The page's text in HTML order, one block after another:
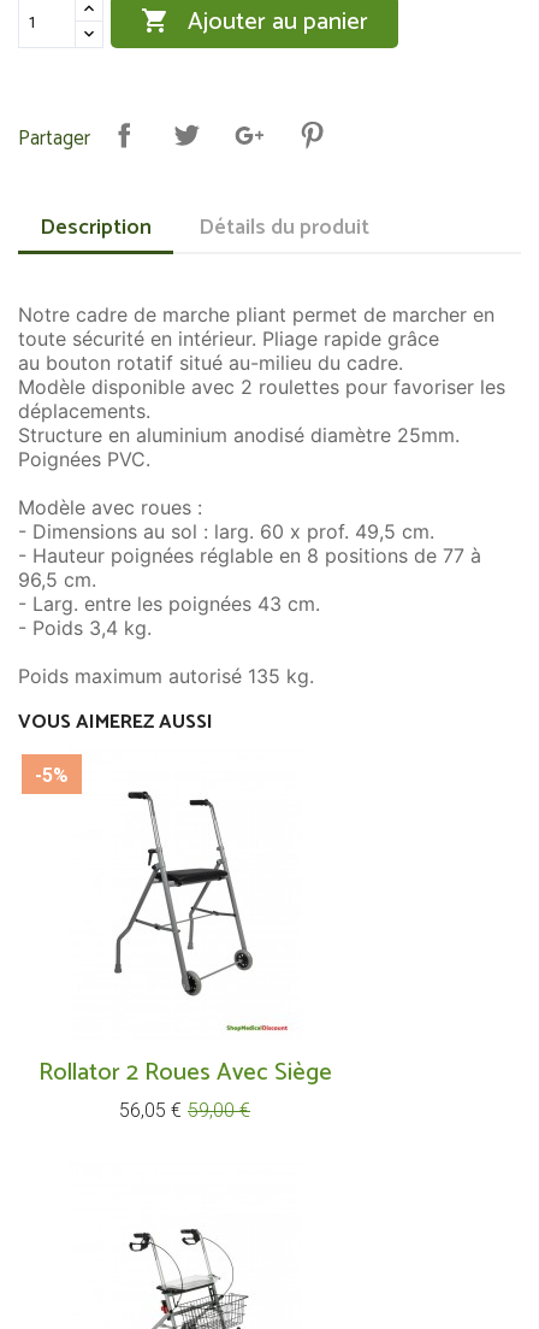
 Ajouter au panier
Partager
Description Détails du produit
Notre cadre de marche pliant permet de marcher en
toute sécurité en intérieur. Pliage rapide grâce
au bouton rotatif situé au-milieu du cadre.
Modèle disponible avec 2 roulettes pour favoriser les
déplacements.
Structure en aluminium anodisé diamètre 25mm.
Poignées PVC.
Modèle avec roues :
- Dimensions au sol : larg. 60 x prof. 49,5 cm.
- Hauteur poignées réglable en 8 positions de 77 à
96,5 cm.
- Larg. entre les poignées 43 cm.
- Poids 3,4 kg.
Poids maximum autorisé 135 kg.
VOUS AIMEREZ AUSSI
Rollator 2 Roues Avec Siège
Prix
56,05 € Prix
59,00 €
-5%